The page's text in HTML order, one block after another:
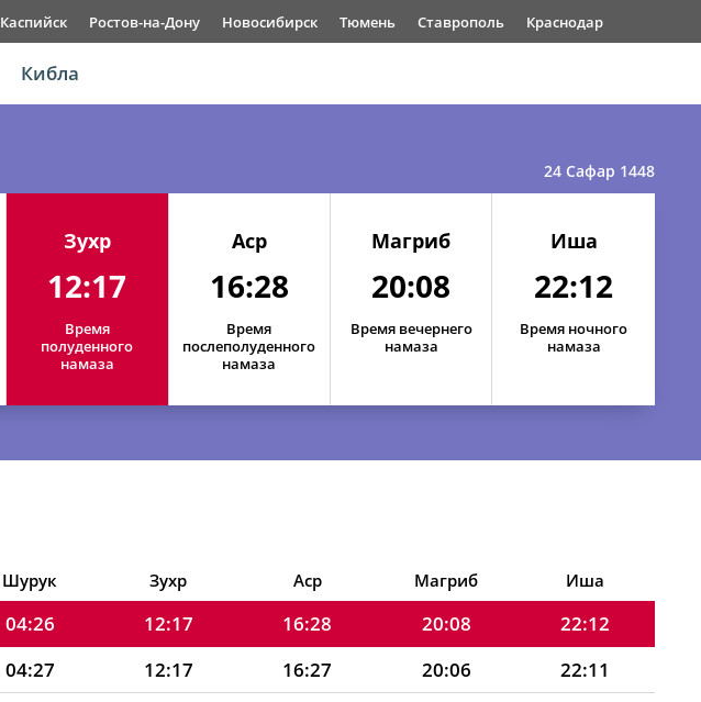
Каспийск Ростов-на-Дону Новосибирск Тюмень Ставрополь Краснодар
Кибла
24 Сафар 1448
Зухр
12:17
Время
полуденного
намаза
Аср
16:28
Время
послеполуденного
намаза
Магриб
20:08
Время вечернего
намаза
Иша
22:12
Время ночного
намаза
Шурук Зухр Аср Магриб Иша
04:14 12:18 16:34 20:21
22:19
04:24 12:17 16:29 20:10
22:14
04:26 12:17 16:28 20:08
22:12
04:27 12:17 16:27 20:06
22:11